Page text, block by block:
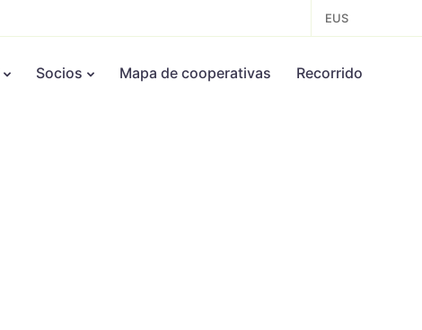
EUS
Socios Mapa de cooperativas Recorrido